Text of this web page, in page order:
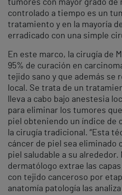
tumores con mayor grado de
controlado a tiempo es un
tratamiento y en la mayoría
erradicado con una simple
En este marco, la cirugía de
95% de curación en
tejido sano y que además se
local. Se trata de un
lleva a cabo bajo anestesia
para eliminar los tumores
piel obteniendo un índice de
la cirugía tradicional. “Esta
cáncer de piel sea eliminado
piel saludable a su alrededor.
dermatólogo extrae las
con tejido canceroso por
anatomía patología las